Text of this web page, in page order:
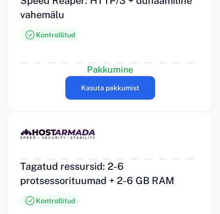
vahemälu
Kontrollitud
Pakkumine
Kasuta pakkumist
Tagatud ressursid: 2-6
protsessorituumad + 2-6 GB RAM
Kontrollitud